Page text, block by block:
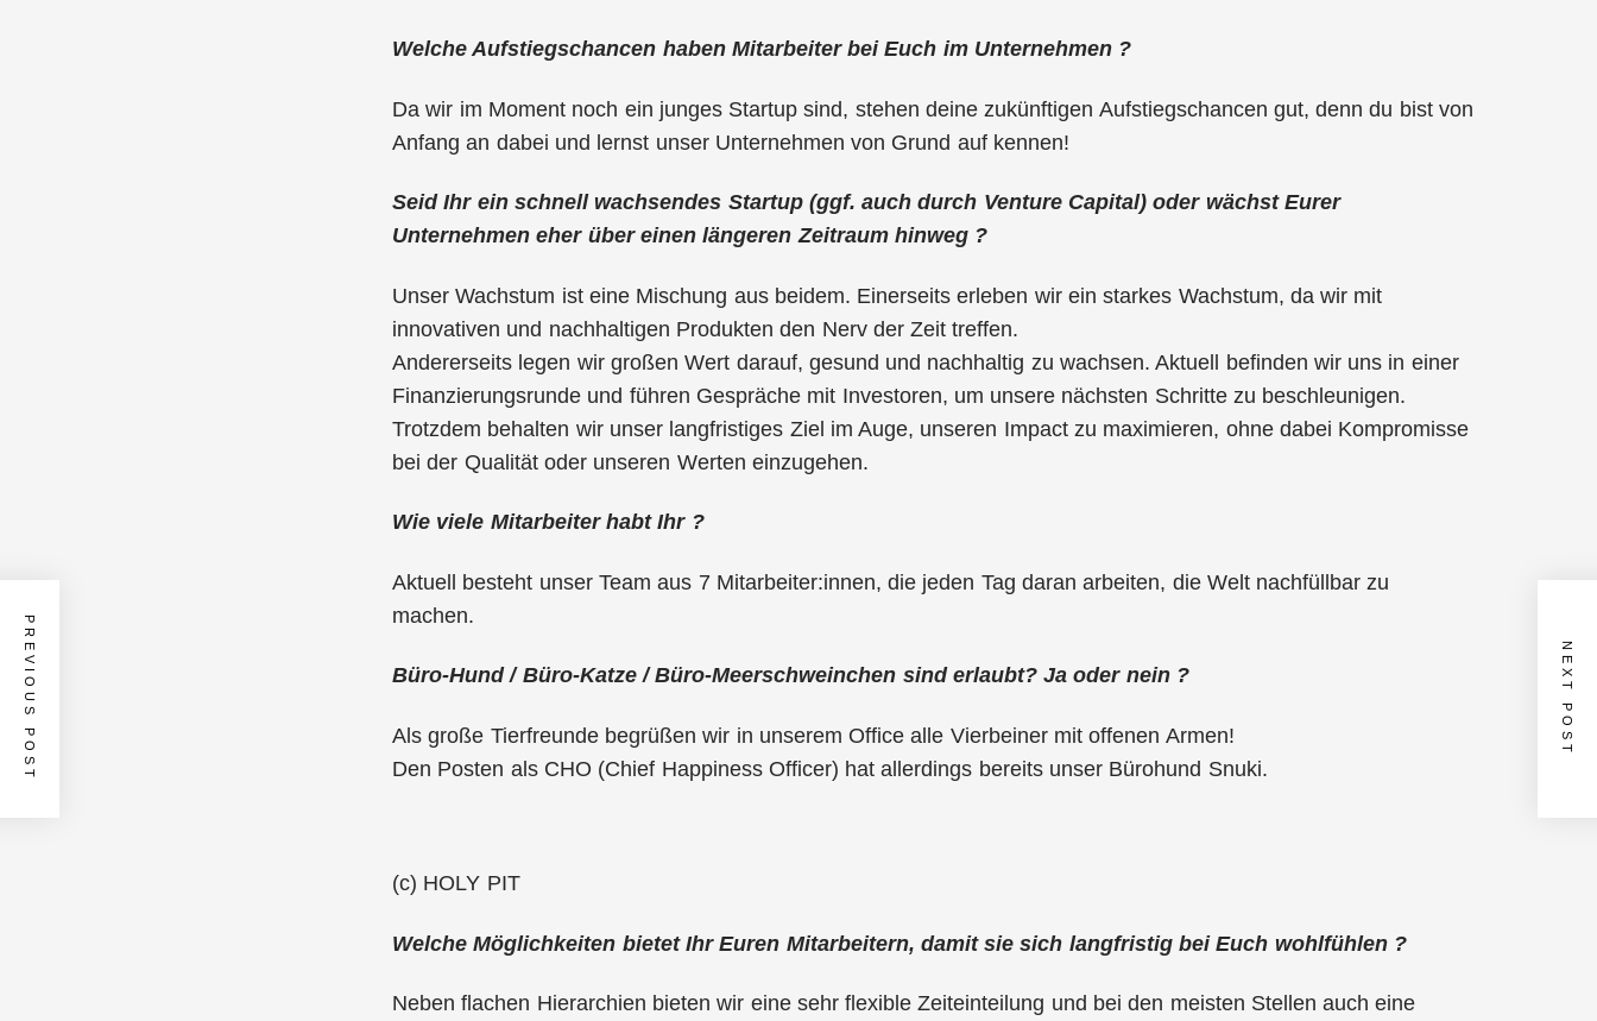
Welche Aufstiegschancen haben Mitarbeiter bei Euch im Unternehmen ?
Da wir im Moment noch ein junges Startup sind, stehen deine zukünftigen Aufstiegschancen gut, denn du bist von
Anfang an dabei und lernst unser Unternehmen von Grund auf kennen!
Seid Ihr ein schnell wachsendes Startup (ggf. auch durch Venture Capital) oder wächst Eurer
Unternehmen eher über einen längeren Zeitraum hinweg ?
Unser Wachstum ist eine Mischung aus beidem. Einerseits erleben wir ein starkes Wachstum, da wir mit
innovativen und nachhaltigen Produkten den Nerv der Zeit treffen.
Andererseits legen wir großen Wert darauf, gesund und nachhaltig zu wachsen. Aktuell befinden wir uns in einer
Finanzierungsrunde und führen Gespräche mit Investoren, um unsere nächsten Schritte zu beschleunigen.
Trotzdem behalten wir unser langfristiges Ziel im Auge, unseren Impact zu maximieren, ohne dabei Kompromisse
bei der Qualität oder unseren Werten einzugehen.
Wie viele Mitarbeiter habt Ihr ?
Aktuell besteht unser Team aus 7 Mitarbeiter:innen, die jeden Tag daran arbeiten, die Welt nachfüllbar zu
machen.
Büro-Hund / Büro-Katze / Büro-Meerschweinchen sind erlaubt? Ja oder nein ?
Als große Tierfreunde begrüßen wir in unserem Office alle Vierbeiner mit offenen Armen!
Den Posten als CHO (Chief Happiness Officer) hat allerdings bereits unser Bürohund Snuki.
(c) HOLY PIT
Welche Möglichkeiten bietet Ihr Euren Mitarbeitern, damit sie sich langfristig bei Euch wohlfühlen ?
Neben flachen Hierarchien bieten wir eine sehr flexible Zeiteinteilung und bei den meisten Stellen auch eine
PREVIOUS POST NEXT POST